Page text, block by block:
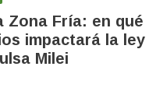
Zona Fría: en qué
impactará la ley
Milei